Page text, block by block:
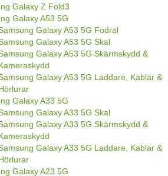
Galaxy Z Fold3
Galaxy A53 5G
Galaxy A53 5G Fodral
Galaxy A53 5G Skal
Galaxy A53 5G Skärmskydd &
Galaxy A53 5G Laddare, Kablar &
Galaxy A33 5G
Galaxy A33 5G Skal
Galaxy A33 5G Skärmskydd &
Galaxy A33 5G Laddare, Kablar &
Galaxy A23 5G